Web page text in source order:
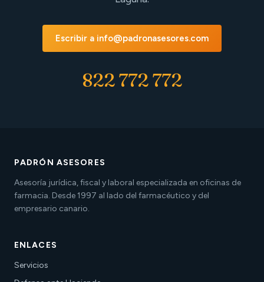
Escribir a info@padronasesores.com
822 772 772
PADRÓN ASESORES
Asesoría jurídica, fiscal y laboral especializada en oficinas de
farmacia. Desde 1997 al lado del farmacéutico y del
empresario canario.
ENLACES
Servicios